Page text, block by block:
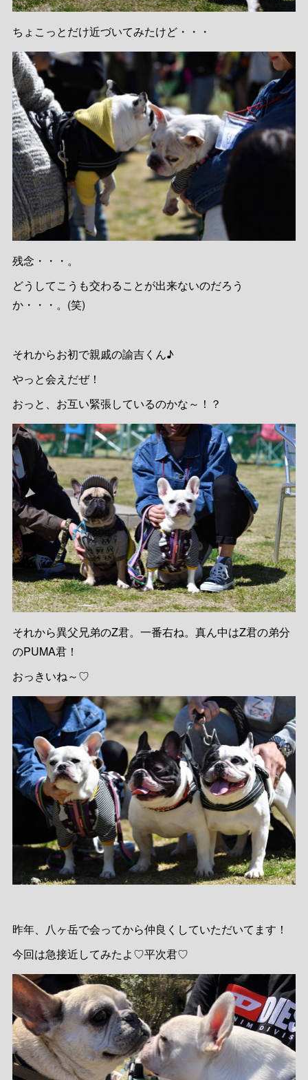
ちょこっとだけ近づいてみたけど・・・
残念・・・。
どうしてこうも交わることが出来ないのだろう
か・・・。(笑)
それからお初で親戚の諭吉くん♪
やっと会えだぜ！
おっと、お互い緊張しているのかな～！？
それから異父兄弟のZ君。一番右ね。真ん中はZ君の弟分
のPUMA君！
おっきいね～♡
昨年、八ヶ岳で会ってから仲良くしていただいてます！
今回は急接近してみたよ♡平次君♡